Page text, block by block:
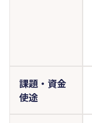
課題・資金
使途